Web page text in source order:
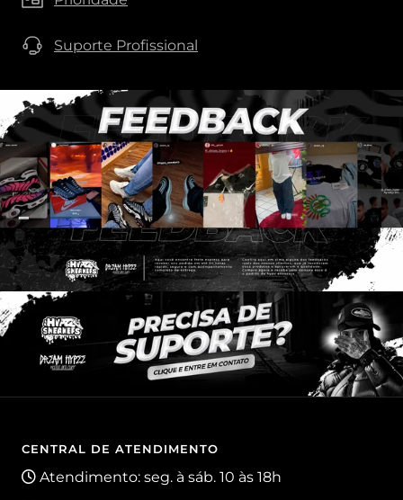
Suporte Profissional
CENTRAL DE ATENDIMENTO
Atendimento: seg. à sáb. 10 às 18h